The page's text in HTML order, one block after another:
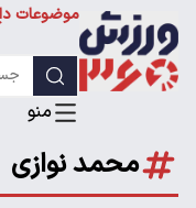
موضوعات
محمد نوازی